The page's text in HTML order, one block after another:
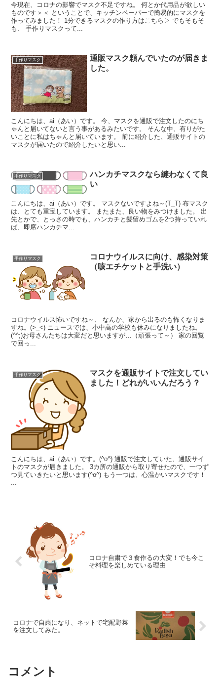
今現在、コロナの影響でマスク不足ですね。 何とか代用品が欲しい
ものです＞＜ ということで、キッチンペーパーで簡易的にマスクを
作ってみました！ 1分できるマスクの作り方はこちら▷ でもそもそ
も、 手作りマスクって...
手作りマスク
通販マスク頼んでいたのが届きま
した。
こんにちは、ai（あい）です。 今、マスクを通販で注文したのにち
ゃんと届いてないと言う事があるみたいです。 そんな中、有りがた
いことに私はちゃんと届いています。 前に紹介した、通販サイトの
マスクが届いたので紹介したいと思い...
手作りマスク
ハンカチマスクなら縫わなくて良
い
こんにちは、ai（あい）です。 マスクないですよね～(T_T) 布マスク
は、とても重宝しています。 またまた、良い物をみつけました。 出
先とかで、とっさの時でも、ハンカチと髪留めゴムを2つ持っていれ
ば、即席ハンカチマ...
手作りマスク
コロナウイルスに向け、感染対策
（咳エチケットと手洗い）
コロナウイルス怖いですね～、 なんか、家から出るのも怖くなりま
すね。(>_<) ニュースでは、小中高の学校も休みになりましたね。
(^^;)お母さんたちは大変だと思いますが…（頑張って～） 家の回覧
で回っ...
手作りマスク
マスクを通販サイトで注文してい
ました！どれがいいんだろう？
こんにちは、ai（あい）です。(^o^) 通販で注文していた、通販サイ
トのマスクが届きました。 3カ所の通販から取り寄せたので、一つず
つ見ていきたいと思います(^o^) もう一つは、心温かいマスクです！
...
コロナ自粛で３食作るの大変！でも今こ
そ料理を楽しめている理由
コロナで自粛になり、ネットで宅配野菜
を注文してみた。
コメント